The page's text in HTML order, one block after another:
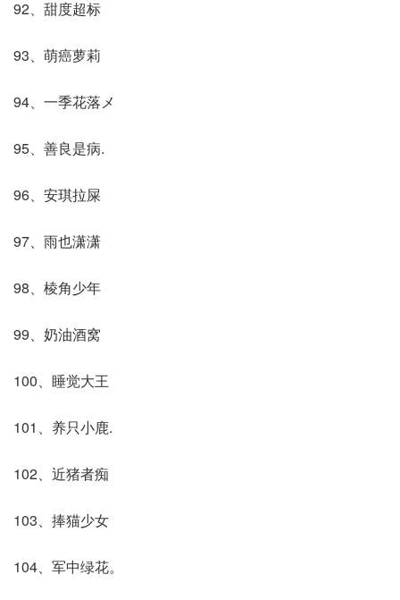
92、甜度超标
93、萌癌萝莉
94、一季花落メ
95、善良是病.
96、安琪拉屎
97、雨也潇潇
98、棱角少年
99、奶油酒窝
100、睡觉大王
101、养只小鹿.
102、近猪者痴
103、捧猫少女
104、军中绿花。